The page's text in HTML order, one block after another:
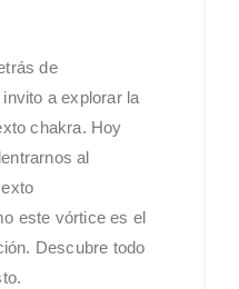
de
a explorar la
chakra. Hoy
al
este vórtice es el
Descubre todo